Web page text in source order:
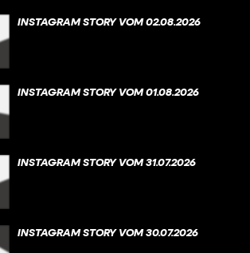
INSTAGRAM STORY VOM 02.08.2026
INSTAGRAM STORY VOM 01.08.2026
INSTAGRAM STORY VOM 31.07.2026
INSTAGRAM STORY VOM 30.07.2026